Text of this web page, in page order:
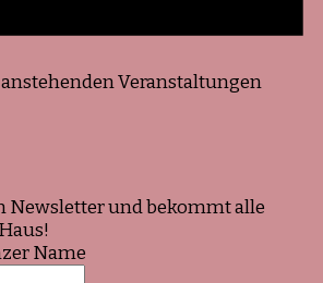
anstehenden Veranstaltungen
Newsletter und bekommt alle
Name